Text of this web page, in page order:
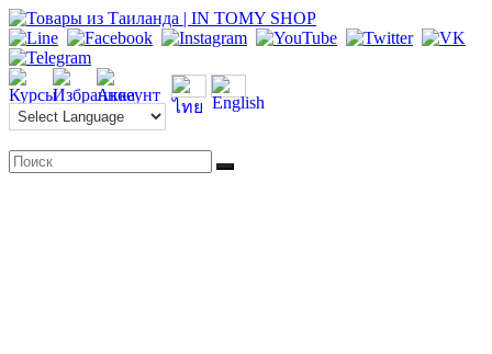
Перейти
к
содержимому